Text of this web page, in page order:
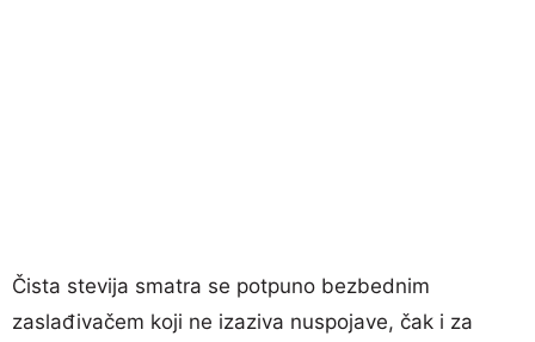
Čista stevija smatra se potpuno bezbednim
zaslađivačem koji ne izaziva nuspojave, čak i za